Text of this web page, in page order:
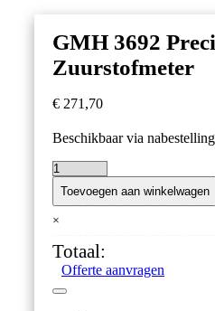
GMH 3692
Zuurstofmeter
€ 271,70
Beschikbaar via nabestelling
GMH
3692
Precisie
Zuurstofmeter
Toevoegen aan winkelwagen
×
Totaal:
Offerte aanvragen